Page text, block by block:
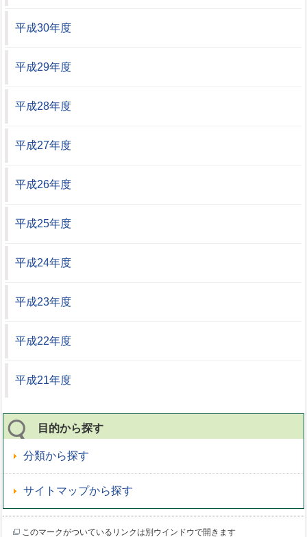
平成30年度
平成29年度
平成28年度
平成27年度
平成26年度
平成25年度
平成24年度
平成23年度
平成22年度
平成21年度
目的から探す
分類から探す
サイトマップから探す
このマークがついているリンクは別ウインドウで開きます